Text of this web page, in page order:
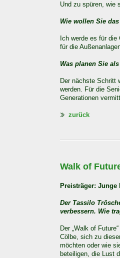
Und zu spüren, wie
Wie wollen Sie
Ich werde es für
für die
Was planen Sie
Der nächste Schritt
werden. Für die
Generationen
zurück
Walk of
Preisträger:
Der Tassilo
verbessern. Wie
Der „Walk of
Cölbe, sich zu
möchten oder wie
beteiligen, die Lust